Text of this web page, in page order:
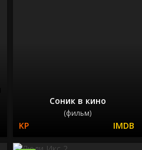
Соник в кино
(фильм)